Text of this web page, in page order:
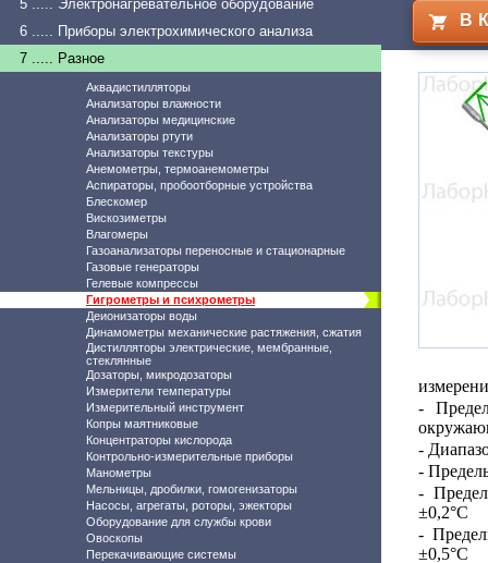
5 ..... Электронагревательное оборудование
6 ..... Приборы электрохимического анализа
7 ..... Разное
Аквадистилляторы
Анализаторы влажности
Анализаторы медицинские
Анализаторы ртути
Анализаторы текстуры
Анемометры, термоанемометры
Аспираторы, пробоотборные устройства
Блескомер
Вискозиметры
Влагомеры
Газоанализаторы переносные и стационарные
Газовые генераторы
Гелевые компрессы
Гигрометры и психрометры
Деионизаторы воды
Динамометры механические растяжения, сжатия
Дистилляторы электрические, мембранные,
стеклянные
Дозаторы, микродозаторы
Измерители температуры
Измерительный инструмент
Копры маятниковые
Концентраторы кислорода
Контрольно-измерительные приборы
Манометры
Мельницы, дробилки, гомогенизаторы
Насосы, агрегаты, роторы, эжекторы
Оборудование для службы крови
Овоскопы
Перекачивающие системы
В
-
-
-
-
±0,2°С
-
±0,5°С